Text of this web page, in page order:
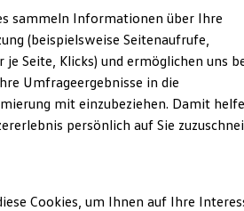
Class bei Volkswagen
sammeln Informationen über Ihre
(beispielsweise Seitenaufrufe,
je Seite, Klicks) und ermöglichen uns
Umfrageergebnisse in die
mit einzubeziehen. Damit
persönlich auf Sie
Cookies, um Ihnen auf Ihre